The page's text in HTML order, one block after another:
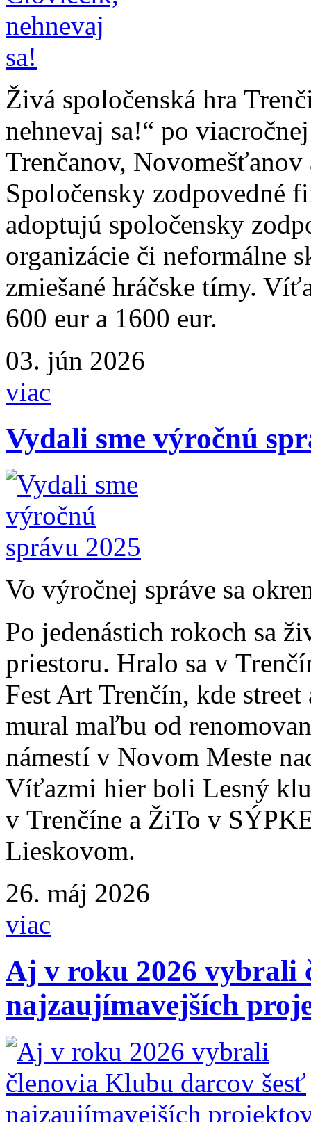
Živá spoločenská hra
nehnevaj sa!“ po
Trenčanov,
Spoločensky zodpovedné
adoptujú spoločensky
organizácie či neformálne
zmiešané hráčske tímy.
600 eur a 1600 eur.
03. jún 2026
viac
Vydali sme výročnú
Vo výročnej správe sa
Po jedenástich rokoch sa
priestoru. Hralo sa v
Fest Art Trenčín, kde
mural maľbu od
námestí v Novom Meste
Víťazmi hier boli Lesný
v Trenčíne a ŽiTo v
Lieskovom.
26. máj 2026
viac
Aj v roku 2026 vybrali
najzaujímavejších